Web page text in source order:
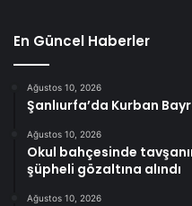
En Güncel Haberler
Ağustos 10, 2026
Şanlıurfa’da Kurban
Ağustos 10, 2026
Okul bahçesinde
şüpheli gözaltına alındı
Ağustos 10, 2026